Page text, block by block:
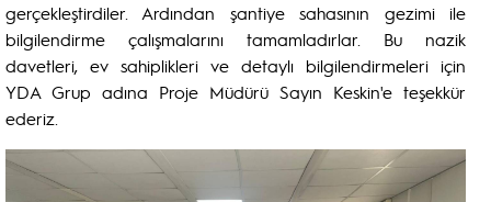
gerçekleştirdiler. Ardından şantiye sahasının gezimi ile
bilgilendirme çalışmalarını tamamladırlar. Bu nazik
davetleri, ev sahiplikleri ve detaylı bilgilendirmeleri için
YDA Grup adına Proje Müdürü Sayın Keskin'e teşekkür
ederiz.